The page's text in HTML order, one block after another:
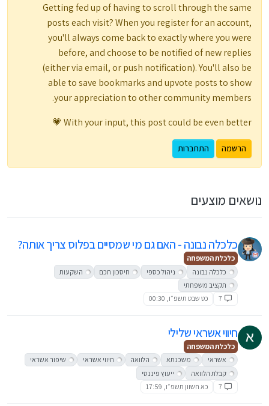
Getting fed up of having to scroll through the same
posts each visit? When you register for an account,
you'll always come back to exactly where you were
before, and choose to be notified of new replies
(either via email, or push notification). You'll also be
able to save bookmarks and upvote posts to show
your appreciation to other community members.
With your input, this post could be even better 💗
הרשמה התחברות
נושאים מוצעים
כלכלה נבונה - האם גם מי שמסיים בפלוס צריך אותה?
כלכלת המשפחה
כלכלה נבונה
ניהול כספי חיסכון חכם
השקעות
תקציב משפחתי
7
כט שבט תשפ״ו, 00:30
חיווי אשראי שלילי
כלכלת המשפחה
אשראי
משכנתא הלוואה חיווי אשראי
שיפור אשראי
קבלת הלוואה
ייעוץ פיננסי
7
כא חשוון תשפ״ו, 17:59